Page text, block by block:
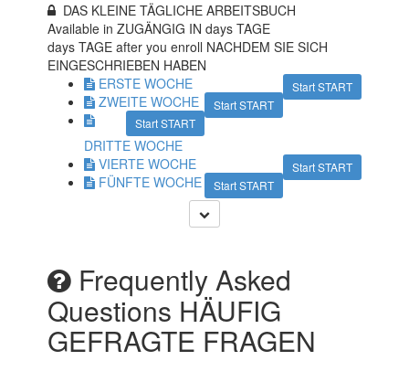
DAS KLEINE TÄGLICHE ARBEITSBUCH
Available in ZUGÄNGIG INdays TAGE
days TAGE after you enroll NACHDEM SIE SICH
EINGESCHRIEBEN HABEN
Start START
ERSTE WOCHE
Start START
ZWEITE WOCHE
Start START
DRITTE WOCHE
Start START
VIERTE WOCHE
Start START
FÜNFTE WOCHE
Frequently Asked
Questions HÄUFIG
GEFRAGTE FRAGEN